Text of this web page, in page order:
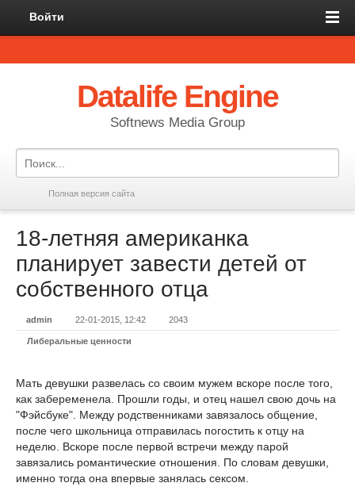
Войти
Datalife Engine
Softnews Media Group
Полная версия сайта
18-летняя американка
планирует завести детей от
собственного отца
admin 22-01-2015, 12:42 2043
Либеральные ценности
Мать девушки развелась со своим мужем вскоре после того,
как забеременела. Прошли годы, и отец нашел свою дочь на
"Фэйсбуке". Между родственниками завязалось общение,
после чего школьница отправилась погостить к отцу на
неделю. Вскоре после первой встречи между парой
завязались романтические отношения. По словам девушки,
именно тогда она впервые занялась сексом.